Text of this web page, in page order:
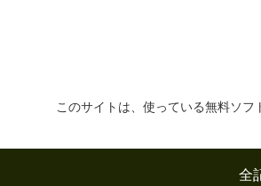
このサイトは、使っている無料ソ
全